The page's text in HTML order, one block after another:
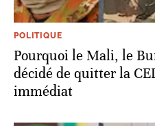
POLITIQUE
Pourquoi le Mali, le
décidé de quitter la
immédiat